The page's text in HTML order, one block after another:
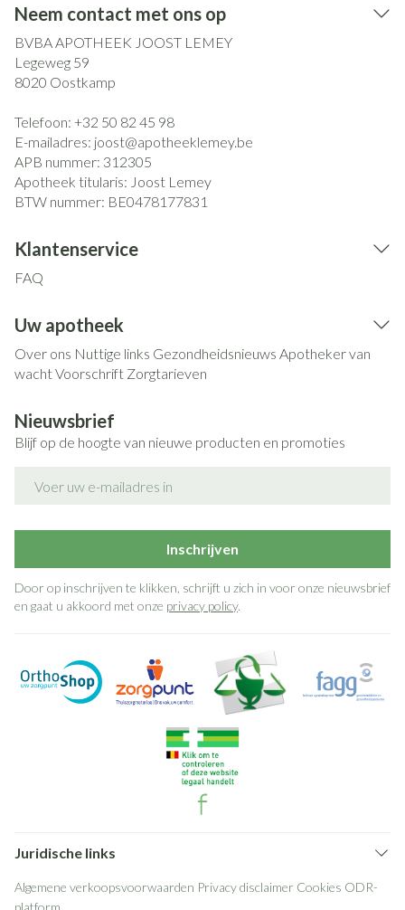
Neem contact met ons op
BVBA APOTHEEK JOOST LEMEY
Legeweg 59
8020 Oostkamp
Telefoon: +32 50 82 45 98
E-mailadres: joost@apotheeklemey.be
APB nummer: 312305
Apotheek titularis: Joost Lemey
BTW nummer: BE0478177831
Klantenservice
FAQ
Uw apotheek
Over ons Nuttige links Gezondheidsnieuws Apotheker van
wachtVoorschrift Zorgtarieven
Nieuwsbrief
Blijf op de hoogte van nieuwe producten en promoties
Inschrijven
Door op inschrijven te klikken, schrijft u zich in voor onze nieuwsbrief
en gaat u akkoord met onze privacy policy.
Juridische links
Algemene verkoopsvoorwaarden Privacy disclaimer Cookies ODR-
platform